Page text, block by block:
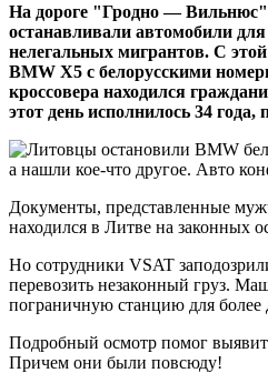
На дороге "Гродно — Вильнюс"
останавливали автомобили
нелегальных мигрантов. С
BMW X5 с белорусскими
кроссовера находился
этот день исполнилось 34
Документы, представленные
находился в Литве на законных
Но сотрудники VSAT
перевозить незаконный груз.
пограничную станцию ​для более
Подробный осмотр помог
Причем они были повсюду!